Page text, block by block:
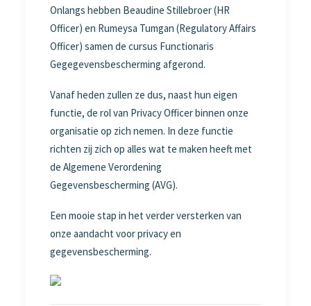
Onlangs hebben Beaudine Stillebroer (HR
Officer) en Rumeysa Tumgan (Regulatory Affairs
Officer) samen de cursus Functionaris
Gegegevensbescherming afgerond.
Vanaf heden zullen ze dus, naast hun eigen
functie, de rol van Privacy Officer binnen onze
organisatie op zich nemen. In deze functie
richten zij zich op alles wat te maken heeft met
de Algemene Verordening
Gegevensbescherming (AVG).
Een mooie stap in het verder versterken van
onze aandacht voor privacy en
gegevensbescherming.